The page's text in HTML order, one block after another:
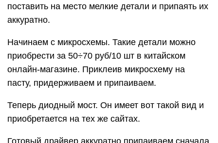
поставить на место мелкие детали и припаять их
аккуратно.
Начинаем с микросхемы. Такие детали можно
приобрести за 50÷70 руб/10 шт в китайском
онлайн-магазине. Приклеив микросхему на
пасту, придерживаем и припаиваем.
Теперь диодный мост. Он имеет вот такой вид и
приобретается на тех же сайтах.
Готовый драйвер аккуратно припаиваем сначала